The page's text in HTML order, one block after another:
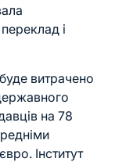
і
витрачено
на 78
Інститут